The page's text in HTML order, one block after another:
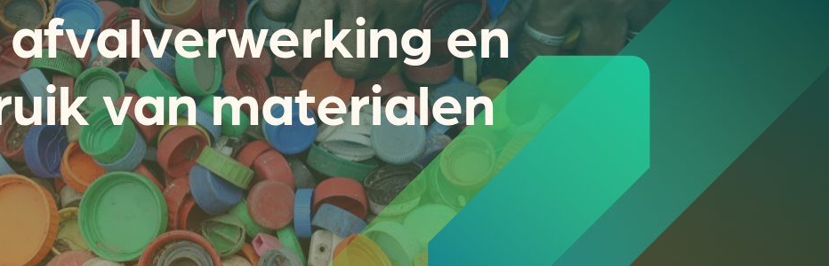
Actueel
Nieuws
Handige tools
CO2-voetafdruk calculator
en
van materialen